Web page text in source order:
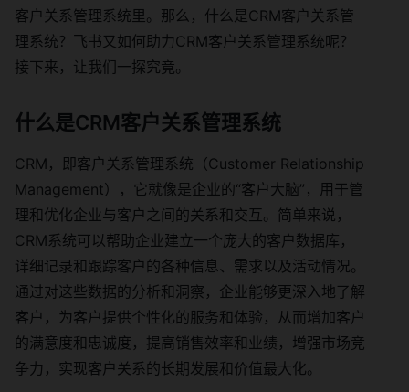
客户关系管理系统里。那么，什么是CRM客户关系管
理系统？飞书又如何助力CRM客户关系管理系统呢？
接下来，让我们一探究竟。
什么是CRM客户关系管理系统
CRM，即客户关系管理系统（Customer Relationship
Management），它就像是企业的“客户大脑”，用于管
理和优化企业与客户之间的关系和交互。简单来说，
CRM系统可以帮助企业建立一个庞大的客户数据库，
详细记录和跟踪客户的各种信息、需求以及活动情况。
通过对这些数据的分析和洞察，企业能够更深入地了解
客户，为客户提供个性化的服务和体验，从而增加客户
的满意度和忠诚度，提高销售效率和业绩，增强市场竞
争力，实现客户关系的长期发展和价值最大化。